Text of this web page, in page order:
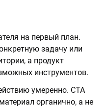
на первый план.
задачу или
а продукт
инструментов.
умеренно. CTA
органично, а не